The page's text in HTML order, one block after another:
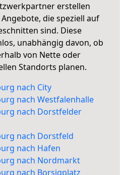
erstellen
die speziell auf
sind. Diese
unabhängig davon, ob
von Nette oder
Standorts planen.
nach City
nach Westfalenhalle
nach Dorstfelder
nach Dorstfeld
nach Hafen
nach Nordmarkt
nach Borsigplatz